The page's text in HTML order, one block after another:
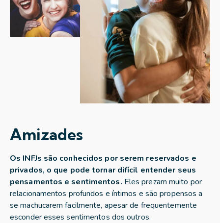
Amizades
Os INFJs são conhecidos por serem reservados e
privados, o que pode tornar difícil entender seus
pensamentos e sentimentos. Eles prezam muito por
relacionamentos profundos e íntimos e são propensos a
se machucarem facilmente, apesar de frequentemente
esconder esses sentimentos dos outros.